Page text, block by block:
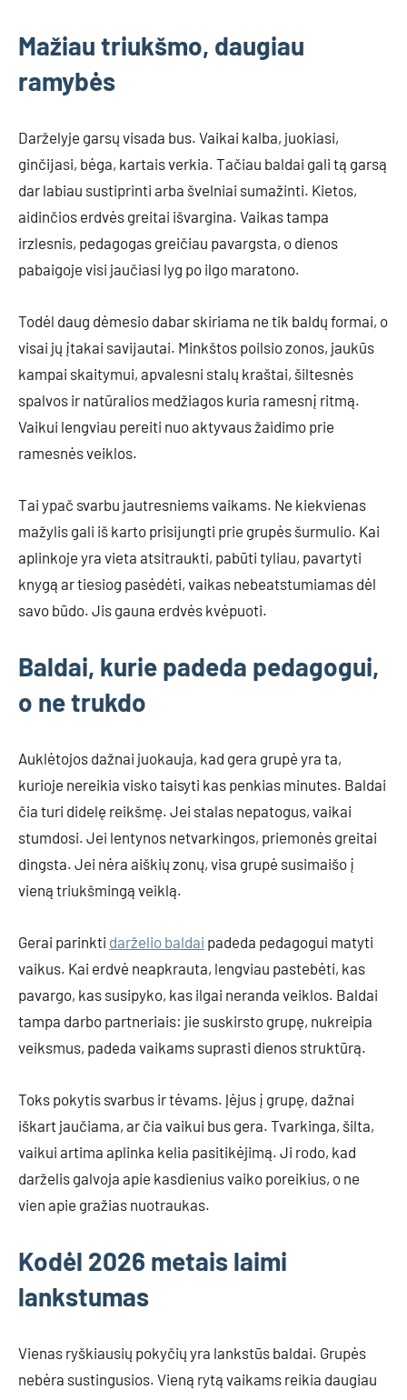
Mažiau triukšmo, daugiau
ramybės
Darželyje garsų visada bus. Vaikai kalba, juokiasi,
ginčijasi, bėga, kartais verkia. Tačiau baldai gali tą garsą
dar labiau sustiprinti arba švelniai sumažinti. Kietos,
aidinčios erdvės greitai išvargina. Vaikas tampa
irzlesnis, pedagogas greičiau pavargsta, o dienos
pabaigoje visi jaučiasi lyg po ilgo maratono.
Todėl daug dėmesio dabar skiriama ne tik baldų formai, o
visai jų įtakai savijautai. Minkštos poilsio zonos, jaukūs
kampai skaitymui, apvalesni stalų kraštai, šiltesnės
spalvos ir natūralios medžiagos kuria ramesnį ritmą.
Vaikui lengviau pereiti nuo aktyvaus žaidimo prie
ramesnės veiklos.
Tai ypač svarbu jautresniems vaikams. Ne kiekvienas
mažylis gali iš karto prisijungti prie grupės šurmulio. Kai
aplinkoje yra vieta atsitraukti, pabūti tyliau, pavartyti
knygą ar tiesiog pasėdėti, vaikas nebeatstumiamas dėl
savo būdo. Jis gauna erdvės kvėpuoti.
Baldai, kurie padeda pedagogui,
o ne trukdo
Auklėtojos dažnai juokauja, kad gera grupė yra ta,
kurioje nereikia visko taisyti kas penkias minutes. Baldai
čia turi didelę reikšmę. Jei stalas nepatogus, vaikai
stumdosi. Jei lentynos netvarkingos, priemonės greitai
dingsta. Jei nėra aiškių zonų, visa grupė susimaišo į
vieną triukšmingą veiklą.
Gerai parinkti darželio baldai padeda pedagogui matyti
vaikus. Kai erdvė neapkrauta, lengviau pastebėti, kas
pavargo, kas susipyko, kas ilgai neranda veiklos. Baldai
tampa darbo partneriais: jie suskirsto grupę, nukreipia
veiksmus, padeda vaikams suprasti dienos struktūrą.
Toks pokytis svarbus ir tėvams. Įėjus į grupę, dažnai
iškart jaučiama, ar čia vaikui bus gera. Tvarkinga, šilta,
vaikui artima aplinka kelia pasitikėjimą. Ji rodo, kad
darželis galvoja apie kasdienius vaiko poreikius, o ne
vien apie gražias nuotraukas.
Kodėl 2026 metais laimi
lankstumas
Vienas ryškiausių pokyčių yra lankstūs baldai. Grupės
nebėra sustingusios. Vieną rytą vaikams reikia daugiau